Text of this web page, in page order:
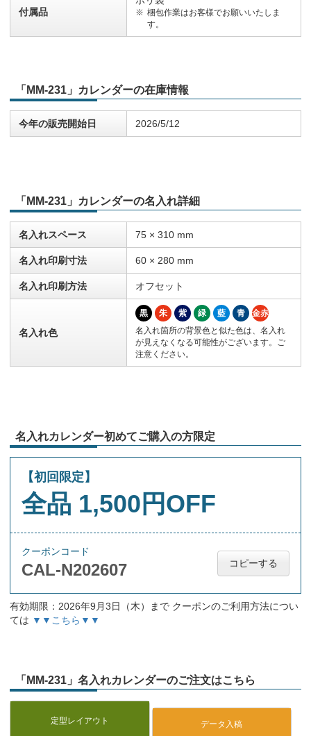
付属品
梱包作業はお客様でお願いいたしま
す。
「MM-231」カレンダーの在庫情報
今年の販売開始日 2026/5/12
「MM-231」カレンダーの名入れ詳細
名入れスペース 75 × 310 mm
名入れ印刷寸法 60 × 280 mm
名入れ印刷方法 オフセット
名入れ色
黒 朱 紫 緑 藍 青
金赤
名入れ箇所の背景色と似た色は、名入れ
が見えなくなる可能性がございます。ご
注意ください。
名入れカレンダー初めてご購入の方限定
【初回限定】
全品 1,500円OFF
クーポンコード
CAL-N202607 コピーする
有効期限：2026年9月3日（木）まで クーポンのご利用方法につい
ては ▼▼こちら▼▼
「MM-231」名入れカレンダーのご注文はこちら